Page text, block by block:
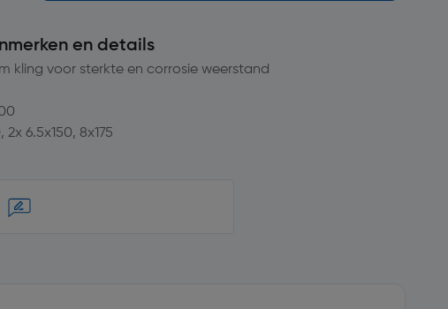
en details
kling voor sterkte en corrosie weerstand
2x 6.5x150, 8x175